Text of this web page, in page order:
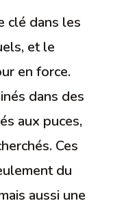
clé dans les
et le
en force.
dans des
aux puces,
Ces
du
aussi une